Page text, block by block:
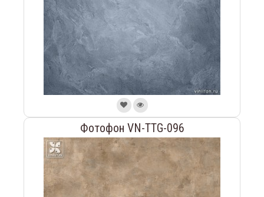
Фотофон VN-TTG-096